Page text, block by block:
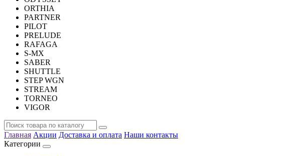
ORTHIA
PARTNER
PILOT
PRELUDE
RAFAGA
S-MX
SABER
SHUTTLE
STEP WGN
STREAM
TORNEO
VIGOR
Главная Акции Доставка и оплата Наши контакты
Категории